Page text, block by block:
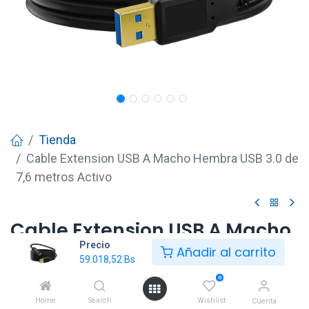
Precio
59.018,52 Bs Añadir al carrito
Home Search
0
Wishlist Cuenta
Tienda
Cable Extension USB A Macho Hembra USB 3.0 de
7,6 metros Activo
Cable Extension USB A Macho
Hembra USB 3.0 de 7,6 metros
Activo